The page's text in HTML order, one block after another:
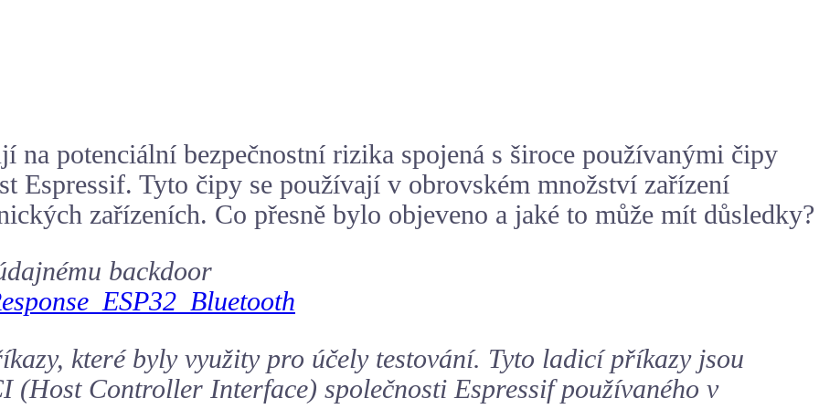
na potenciální bezpečnostní rizika spojená s široce používanými čipy
Espressif. Tyto čipy se používají v obrovském množství zařízení
zařízeních. Co přesně bylo objeveno a jaké to může mít důsledky?
backdoor
které byly využity pro účely testování. Tyto ladicí příkazy jsou
(Host Controller Interface) společnosti Espressif používaného v